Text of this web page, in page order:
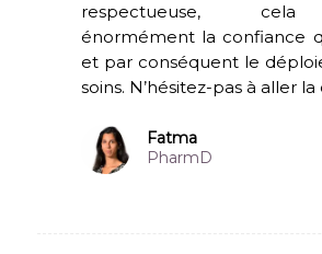
respectueuse,
énormément la confiance
et par conséquent le
soins. N’hésitez-pas à aller
Fatma
PharmD